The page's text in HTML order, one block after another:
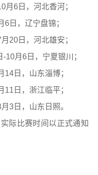
6日，河北香河；
，辽宁盘锦；
日，河北雄安；
月6日，宁夏银川；
日，山东淄博；
日，浙江临平；
日，山东日照。
比赛时间以正式通知